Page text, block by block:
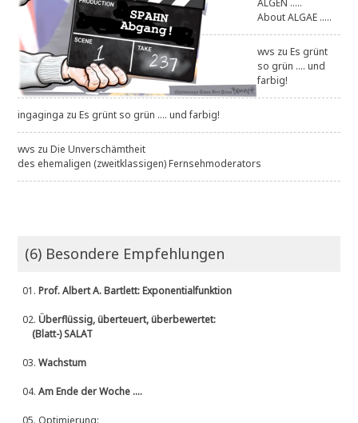
About ALGAE .....
wvs zuEs grünt
so grün .... und
farbig!
ingaginga zuEs grünt so grün .... und farbig!
wvs zuDie Unverschämtheit
des ehemaligen (zweitklassigen) Fernsehmoderators
(6) Besondere Empfehlungen
01.Prof. Albert A. Bartlett: Exponentialfunktion
02.Überflüssig, überteuert, überbewertet:
(Blatt-) SALAT
03.Wachstum
04.Am Ende der Woche ....
05. Optimierung: